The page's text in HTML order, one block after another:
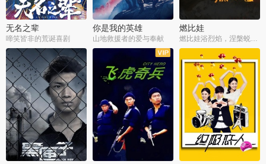
无名之辈
啼笑皆非的荒诞喜剧
你是我的英雄
山地救援者的爱与奉献
燃比娃
燃比娃浴烈焰，涅槃蜕变成人